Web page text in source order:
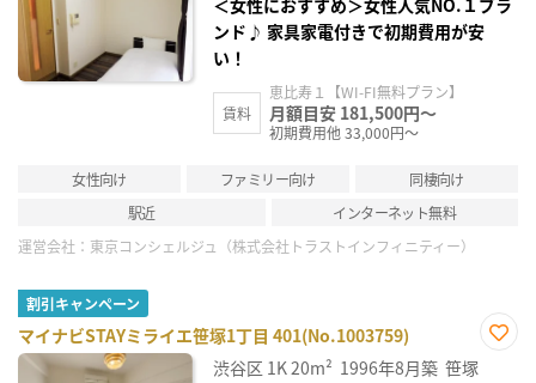
＜女性におすすめ＞女性人気NO.１ブラ
ンド♪ 家具家電付きで初期費用が安
い！
賃料
恵比寿１【WI-FI無料プラン】
月額目安 181,500円～
初期費用他 33,000円～
女性向け ファミリー向け
同棲向け
駅近
インターネット無料
運営会社： 東京コンシェルジュ（株式会社トラストインフィニティー）
割引キャンペーン
マイナビSTAYミライエ笹塚1丁目 401(No.1003759)
渋谷区 1K20m² 1996年8月築 笹塚